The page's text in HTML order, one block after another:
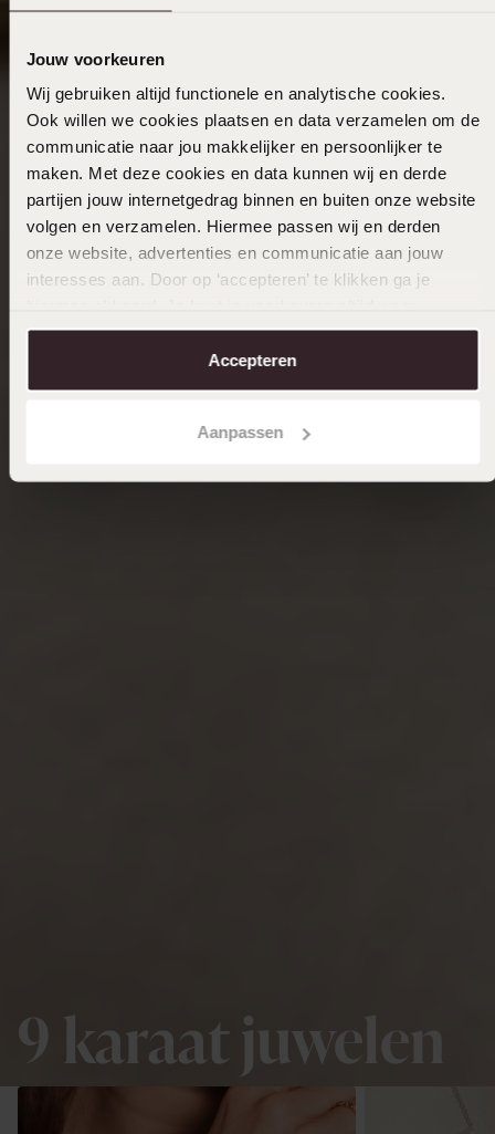
Jouw voorkeuren
Wij gebruiken altijd functionele en analytische cookies.
Ook willen we cookies plaatsen en data verzamelen om de
communicatie naar jou makkelijker en persoonlijker te
maken. Met deze cookies en data kunnen wij en derde
partijen jouw internetgedrag binnen en buiten onze website
volgen en verzamelen. Hiermee passen wij en derden
onze website, advertenties en communicatie aan jouw
interesses aan. Door op ‘accepteren’ te klikken ga je
aanpassen. Lees er meer over in onscookiebeleid.
Accepteren
Aanpassen
9 karaat juwelen